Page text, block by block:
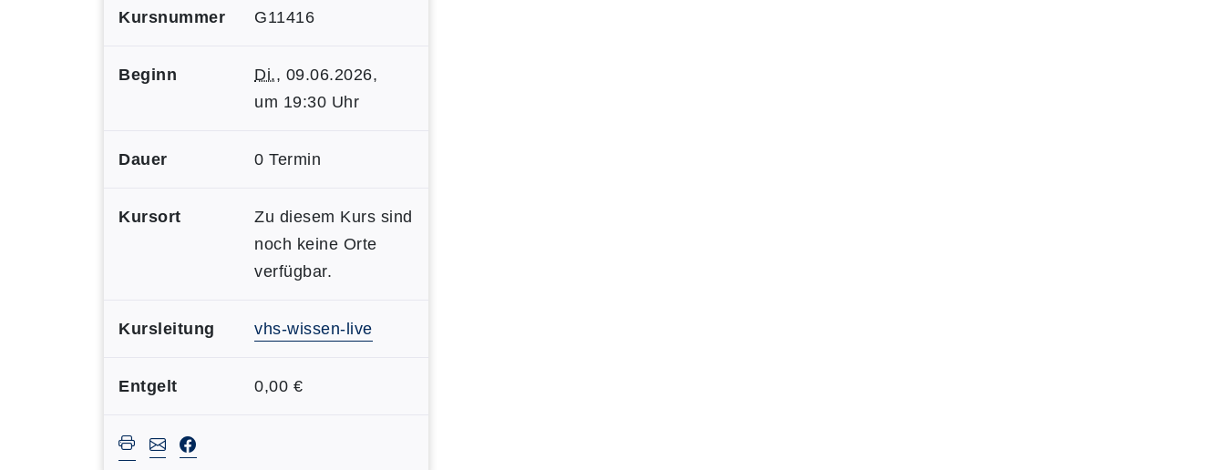
Kursnummer G11416
Beginn Di., 09.06.2026,
um 19:30 Uhr
Dauer 0 Termin
Kursort
Zu diesem Kurs sind
noch keine Orte
verfügbar.
Kursleitung vhs-wissen-live
Entgelt 0,00 €